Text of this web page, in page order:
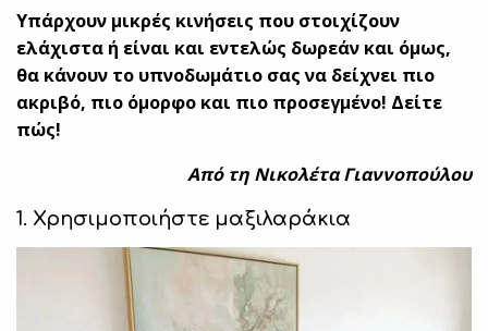
Υπάρχουν μικρές κινήσεις που στοιχίζουν
ελάχιστα ή είναι και εντελώς δωρεάν και όμως,
θα κάνουν το υπνοδωμάτιο σας να δείχνει πιο
ακριβό, πιο όμορφο και πιο προσεγμένο! Δείτε
πώς!
Aπό τη Νικολέτα Γιαννοπούλου
1. Χρησιμοποιήστε μαξιλαράκια